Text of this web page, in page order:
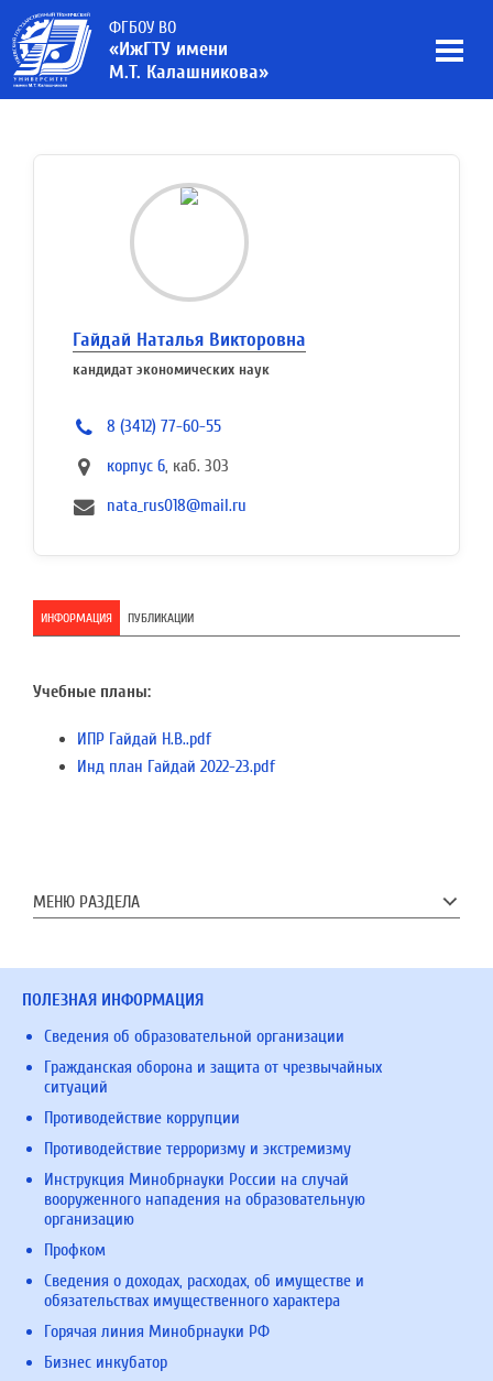
ФГБОУ ВО
«ИжГТУ имени
М.Т. Калашникова»
Гайдай Наталья Викторовна
кандидат экономических наук
8 (3412) 77-60-55
корпус 6, каб. 303
nata_rus018@mail.ru
ИНФОРМАЦИЯ ПУБЛИКАЦИИ
Учебные планы:
ИПР Гайдай Н.В..pdf
Инд план Гайдай 2022-23.pdf
МЕНЮ РАЗДЕЛА
ПОЛЕЗНАЯ ИНФОРМАЦИЯ
Сведения об образовательной организации
Гражданская оборона и защита от чрезвычайных
ситуаций
Противодействие коррупции
Противодействие терроризму и экстремизму
Инструкция Минобрнауки России на случай
вооруженного нападения на образовательную
организацию
Профком
Сведения о доходах, расходах, об имуществе и
обязательствах имущественного характера
Горячая линия Минобрнауки РФ
Бизнес инкубатор